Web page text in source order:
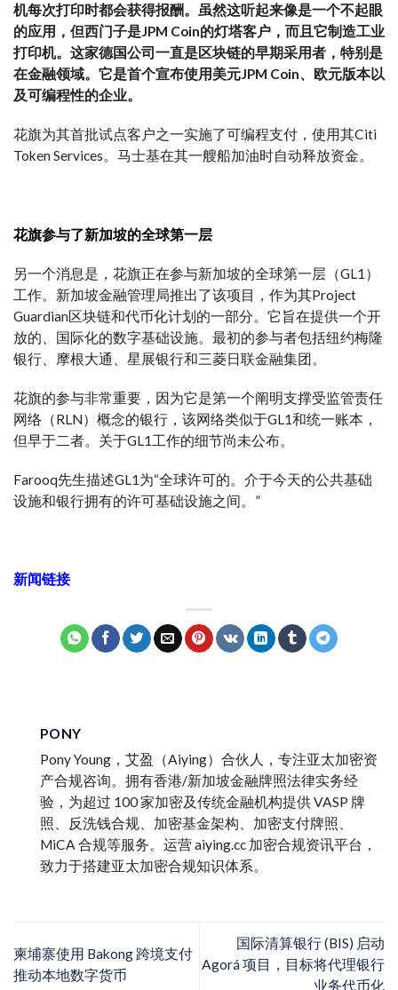
机每次打印时都会获得报酬。虽然这听起来像是一个不起眼
的应用，但西门子是JPM Coin的灯塔客户，而且它制造工业
打印机。这家德国公司一直是区块链的早期采用者，特别是
在金融领域。它是首个宣布使用美元JPM Coin、欧元版本以
及可编程性的企业。
花旗为其首批试点客户之一实施了可编程支付，使用其Citi
Token Services。马士基在其一艘船加油时自动释放资金。
花旗参与了新加坡的全球第一层
另一个消息是，花旗正在参与新加坡的全球第一层（GL1）
工作。新加坡金融管理局推出了该项目，作为其Project
Guardian区块链和代币化计划的一部分。它旨在提供一个开
放的、国际化的数字基础设施。最初的参与者包括纽约梅隆
银行、摩根大通、星展银行和三菱日联金融集团。
花旗的参与非常重要，因为它是第一个阐明支撑受监管责任
网络（RLN）概念的银行，该网络类似于GL1和统一账本，
但早于二者。关于GL1工作的细节尚未公布。
Farooq先生描述GL1为“全球许可的。介于今天的公共基础
设施和银行拥有的许可基础设施之间。”
新闻链接
PONY
Pony Young，艾盈（Aiying）合伙人，专注亚太加密资
产合规咨询。拥有香港/新加坡金融牌照法律实务经
验，为超过 100 家加密及传统金融机构提供 VASP 牌
照、反洗钱合规、加密基金架构、加密支付牌照、
MiCA 合规等服务。运营 aiying.cc 加密合规资讯平台，
致力于搭建亚太加密合规知识体系。
柬埔寨使用 Bakong 跨境支付
推动本地数字货币
国际清算银行 (BIS) 启动
Agorá 项目，目标将代理银行
业务代币化